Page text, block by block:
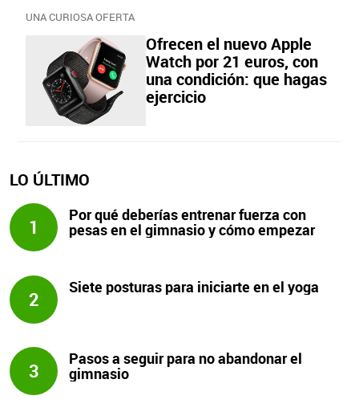
UNA CURIOSA OFERTA
Ofrecen el nuevo Apple
Watch por 21 euros, con
una condición: que hagas
ejercicio
LO ÚLTIMO
1
Por qué deberías entrenar fuerza con
pesas en el gimnasio y cómo empezar
2
Siete posturas para iniciarte en el yoga
3
Pasos a seguir para no abandonar el
gimnasio